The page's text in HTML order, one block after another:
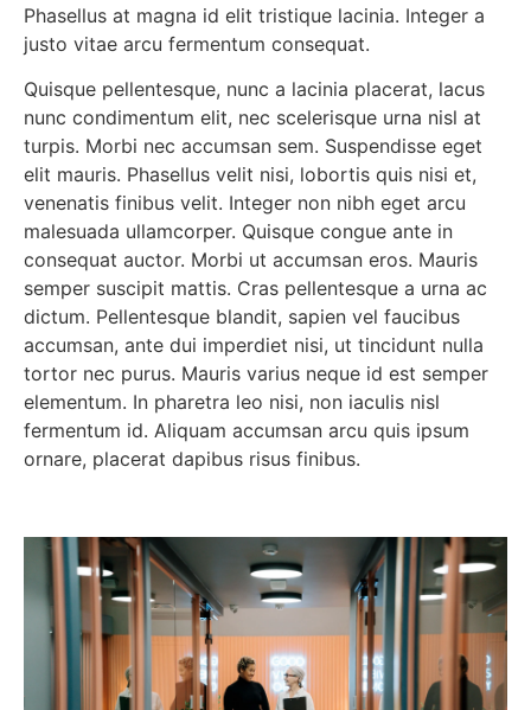
Phasellus at magna id elit tristique lacinia. Integer a
justo vitae arcu fermentum consequat.
Quisque pellentesque, nunc a lacinia placerat, lacus
nunc condimentum elit, nec scelerisque urna nisl at
turpis. Morbi nec accumsan sem. Suspendisse eget
elit mauris. Phasellus velit nisi, lobortis quis nisi et,
venenatis finibus velit. Integer non nibh eget arcu
malesuada ullamcorper. Quisque congue ante in
consequat auctor. Morbi ut accumsan eros. Mauris
semper suscipit mattis. Cras pellentesque a urna ac
dictum. Pellentesque blandit, sapien vel faucibus
accumsan, ante dui imperdiet nisi, ut tincidunt nulla
tortor nec purus. Mauris varius neque id est semper
elementum. In pharetra leo nisi, non iaculis nisl
fermentum id. Aliquam accumsan arcu quis ipsum
ornare, placerat dapibus risus finibus.